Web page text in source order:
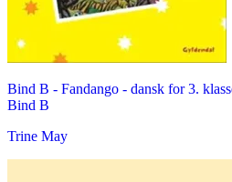
Bind B - Fandango - dansk for 3.
Bind B
Trine May